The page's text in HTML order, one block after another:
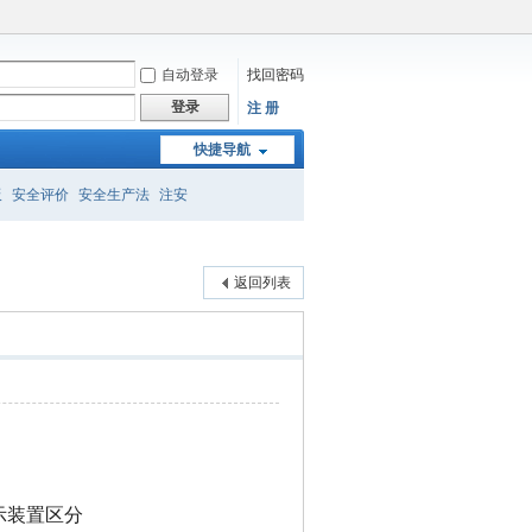
自动登录
找回密码
登录
注 册
快捷导航
安全评价 安全生产法 注安
返回列表
装置区分